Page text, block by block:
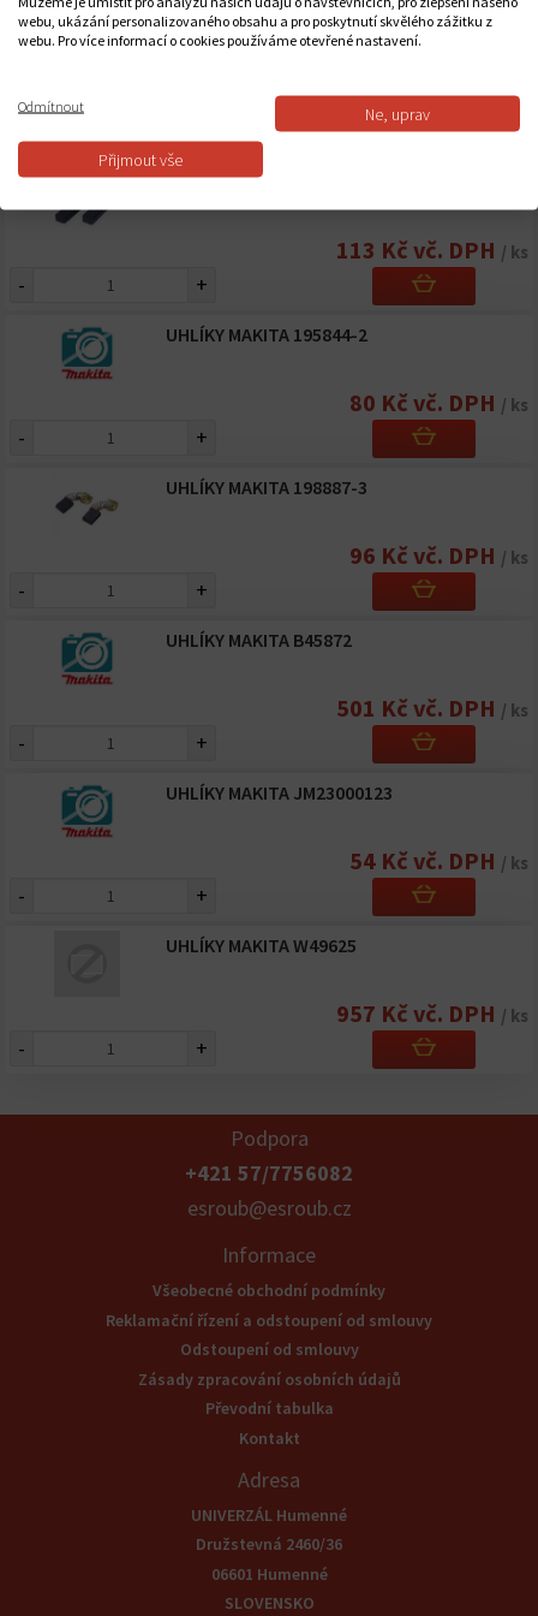
UHLÍKY MAKITA 194074-2
42 Kč vč. DPH/ ks
UHLÍKY MAKITA 194160-9
113 Kč vč. DPH / ks
- +
UHLÍKY MAKITA 195844-2
80 Kč vč. DPH / ks
- +
UHLÍKY MAKITA 198887-3
96 Kč vč. DPH / ks
- +
UHLÍKY MAKITA B45872
501 Kč vč. DPH / ks
- +
UHLÍKY MAKITA JM23000123
54 Kč vč. DPH / ks
- +
UHLÍKY MAKITA W49625
957 Kč vč. DPH / ks
- +
Podpora
+421 57/7756082
esroub@esroub.cz
Informace
Všeobecné obchodní podmínky
Reklamační řízení a odstoupení od smlouvy
Odstoupení od smlouvy
Zásady zpracování osobních údajů
Převodní tabulka
Kontakt
Adresa
UNIVERZÁL Humenné
Družstevná 2460/36
06601 Humenné
SLOVENSKO
webu, ukázání personalizovaného obsahu a pro poskytnutí skvělého zážitku z
webu. Pro více informací o cookies používáme otevřené nastavení.
Odmítnout Ne, uprav
Přijmout vše